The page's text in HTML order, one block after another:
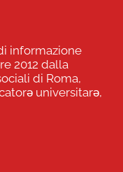
informazione
2012 dalla
di Roma,
universitarə,